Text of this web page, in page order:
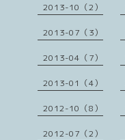
2013-10（2）
2013-07（3）
2013-04（7）
2013-01（4）
2012-10（8）
2012-07（2）